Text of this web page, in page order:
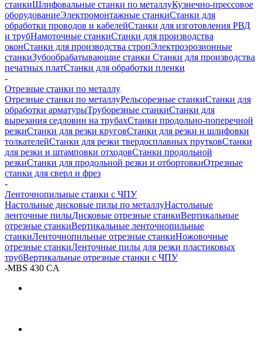
станкиШлифовальные станки по металлуКузнечно-прессовое
оборудованиеЭлектромонтажные станкиСтанки для
обработки проводов и кабелейСтанки для изготовления РВД
и трубНамоточные станкиСтанки для производства
оконСтанки для производства стропЭлектроэрозионные
станкиЗубообрабатывающие станки Станки для производства
печатных платСтанки для обработки пленки
-
Отрезные станки по металлу
Отрезные станки по металлуРельсорезные станкиСтанки для
обработки арматурыТруборезные станкиСтанки для
вырезания седловин на трубаxСтанки продольно-поперечной
резкиСтанки для резки круговСтанки для резки и шлифовки
толкателейСтанки для резки твердосплавных прутковСтанки
для резки и штамповки отходовСтанки продольной
резкиСтанки для продольной резки и отбортовкиОтрезные
станки для сверл и фрез
-
Ленточнопильные станки с ЧПУ
Настольные дисковые пилы по металлуНастольные
ленточные пилыДисковые отрезные станкиВертикальные
отрезные станкиВертикальные ленточнопильные
станкиЛенточнопильные отрезные станкиНожовочные
отрезные станкиЛенточные пилы для резки пластиковых
трубВертикальные отрезные станки с ЧПУ
-MBS 430 CА